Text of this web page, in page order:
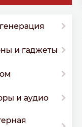
и гаджеты
и аудио